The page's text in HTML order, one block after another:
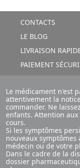
CONTACTS
LE BLOG
LIVRAISON
PAIEMENT
Le médicament n'est
attentivement la
commander. Ne
enfants. Attention
cours.
Si les symptômes
nouveaux
médecin ou de votre
Dans le cadre de la
dossier